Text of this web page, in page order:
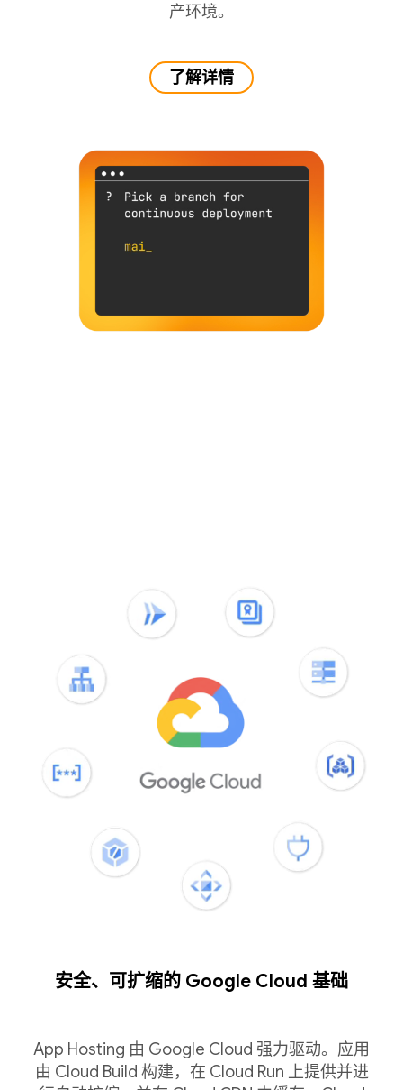
产环境。
了解详情
安全、可扩缩的 Google Cloud 基础
App Hosting 由 Google Cloud 强力驱动。应用
由 Cloud Build 构建，在 Cloud Run 上提供并进